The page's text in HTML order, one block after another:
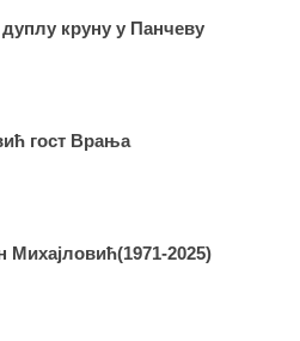
круну у Панчеву
гост Врања
Михајловић(1971-2025)